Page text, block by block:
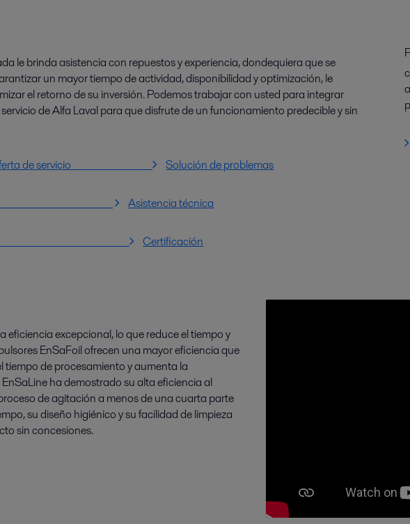
le brinda asistencia con repuestos y experiencia, dondequiera que se
un mayor tiempo de actividad, disponibilidad y optimización, le
el retorno de su inversión. Podemos trabajar con usted para integrar
de Alfa Laval para que disfrute de un funcionamiento predecible y sin
oferta de servicio Solución de problemas
Asistencia técnica
de serie Certificación
eficiencia excepcional, lo que reduce el tiempo y
EnSaFoil ofrecen una mayor eficiencia que
tiempo de procesamiento y aumenta la
ha demostrado su alta eficiencia al
de agitación a menos de una cuarta parte
su diseño higiénico y su facilidad de limpieza
sin concesiones.